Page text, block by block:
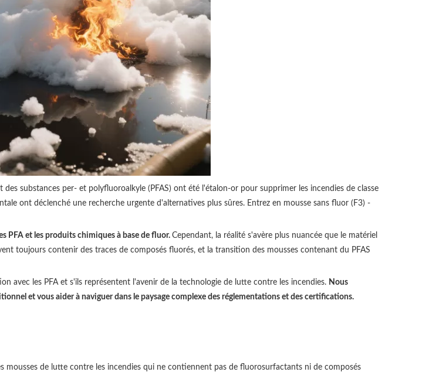
substances per- et polyfluoroalkyle (PFAS) ont été l'étalon-or pour supprimer les incendies de classe
ont déclenché une recherche urgente d'alternatives plus sûres. Entrez en mousse sans fluor (F3) -
PFA et les produits chimiques à base de fluor. Cependant, la réalité s'avère plus nuancée que le matériel
toujours contenir des traces de composés fluorés, et la transition des mousses contenant du PFAS
avec les PFA et s'ils représentent l'avenir de la technologie de lutte contre les incendies. Nous
et vous aider à naviguer dans le paysage complexe des réglementations et des certifications.
mousses de lutte contre les incendies qui ne contiennent pas de fluorosurfactants ni de composés